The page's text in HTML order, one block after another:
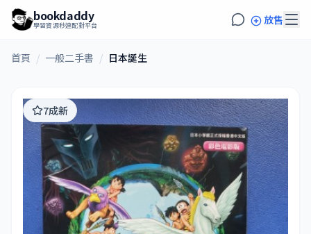
bookdaddy
學習資源秒速配對平台 放售
首頁 / 一般二手書 / 日本誕生
7成新